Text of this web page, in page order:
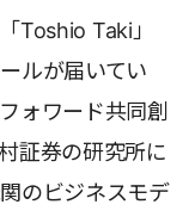
Toshio Taki」
ルが届いてい
ォワード共同創
証券の研究所に
のビジネスモデ